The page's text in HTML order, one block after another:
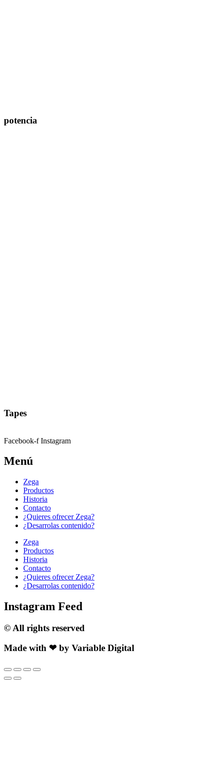
potencia
Tapes
Facebook-f Instagram
Menú
Zega
Productos
Historia
Contacto
¿Quieres ofrecer Zega?
¿Desarrolas contenido?
Zega
Productos
Historia
Contacto
¿Quieres ofrecer Zega?
¿Desarrolas contenido?
Instagram Feed
© All rights reserved
Made with ❤ by Variable Digital